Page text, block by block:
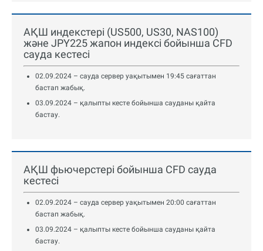
АҚШ индекстері (US500, US30, NAS100)
және JPY225 жапон индексі бойынша CFD
сауда кестесі
02.09.2024 – сауда сервер уақытымен 19:45 сағаттан
бастап жабық.
03.09.2024 – қалыпты кесте бойынша сауданы қайта
бастау.
АҚШ фьючерстері бойынша CFD сауда
кестесі
02.09.2024 – сауда сервер уақытымен 20:00 сағаттан
бастап жабық.
03.09.2024 – қалыпты кесте бойынша сауданы қайта
бастау.